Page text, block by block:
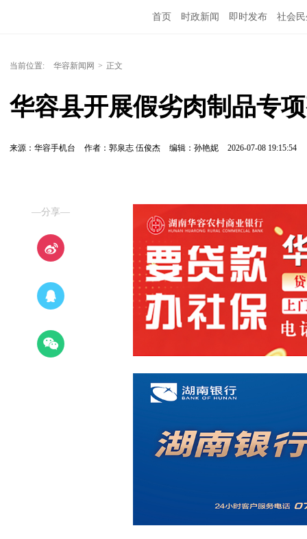
首页 时政新闻 即时发布 社会
当前位置: 华容新闻网 > 正文
华容县开展假劣肉制品专
来源：华容手机台 作者：郭泉志 伍俊杰 编辑：孙艳妮 2026-07-08 19:15:54
—分享—